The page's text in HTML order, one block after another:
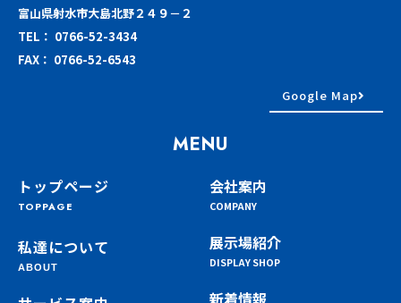
富山県射水市大島北野２４９－２
TEL： 0766-52-3434
FAX： 0766-52-6543
Google Map
MENU
トップページ
TOPPAGE
私達について
ABOUT
会社案内
COMPANY
展示場紹介
DISPLAY SHOP